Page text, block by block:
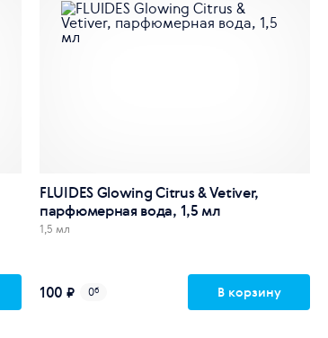
FLUIDES Glowing Citrus & Vetiver,
парфюмерная вода, 1,5 мл
1,5 мл
100 ₽ 0б В корзину